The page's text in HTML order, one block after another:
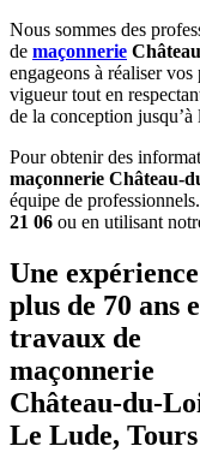
Nous sommes des
de maçonnerie
engageons à réaliser
vigueur tout en
de la conception
Pour obtenir des
maçonnerie Château-
équipe de
21 06 ou en utilisant
Une
plus de 70 ans
travaux de
maçonnerie
Château-du-
Le Lude,